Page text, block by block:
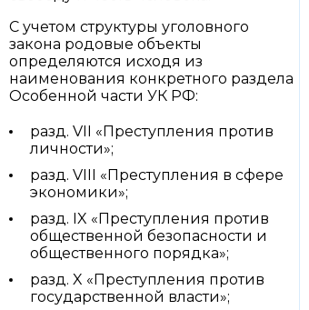
С учетом структуры уголовного
закона родовые объекты
определяются исходя из
наименования конкретного раздела
Особенной части УК РФ:
разд. VII «Преступления против
личности»;
разд. VIII «Преступления в сфере
экономики»;
разд. IX «Преступления против
общественной безопасности и
общественного порядка»;
разд. X «Преступления против
государственной власти»;